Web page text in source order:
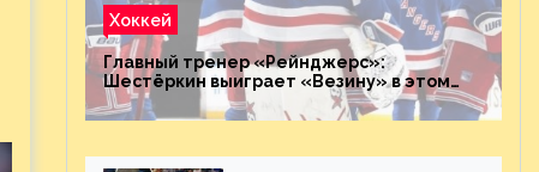
Хоккей
Главный тренер «Рейнджерс»:
Шестёркин выиграет «Везину» в этом
году. Он невероятен